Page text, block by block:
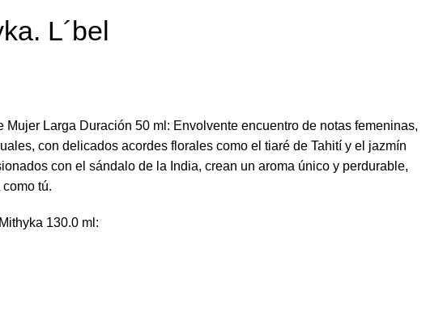
L´bel
Mujer Larga Duración 50 ml: Envolvente encuentro de notas femeninas,
con delicados acordes florales como el tiaré de Tahití y el jazmín
con el sándalo de la India, crean un aroma único y perdurable,
tú.
130.0 ml: